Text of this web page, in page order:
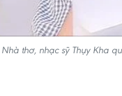
Nhà thơ, nhạc sỹ Thụy Kha